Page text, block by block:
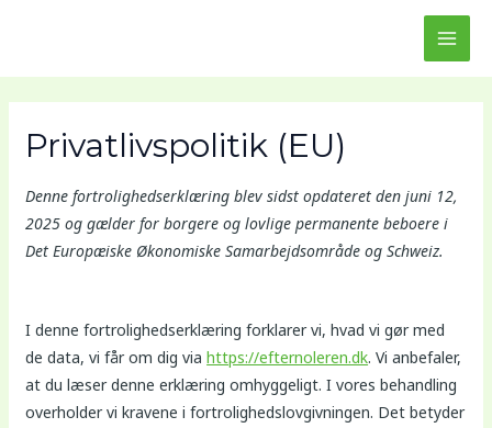
Privatlivspolitik (EU)
Denne fortrolighedserklæring blev sidst opdateret den juni 12,
2025 og gælder for borgere og lovlige permanente beboere i
Det Europæiske Økonomiske Samarbejdsområde og Schweiz.
I denne fortrolighedserklæring forklarer vi, hvad vi gør med
de data, vi får om dig viahttps://efternoleren.dk. Vi anbefaler,
at du læser denne erklæring omhyggeligt. I vores behandling
overholder vi kravene i fortrolighedslovgivningen. Det betyder